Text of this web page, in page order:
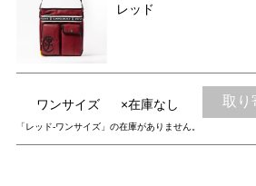
レッド
ワンサイズ ×在庫なし 取り
「レッド-ワンサイズ」の在庫がありません。